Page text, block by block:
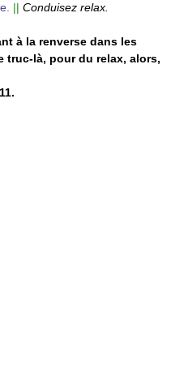
|| Conduisez relax.
à la renverse dans les
truc-là, pour du relax, alors,